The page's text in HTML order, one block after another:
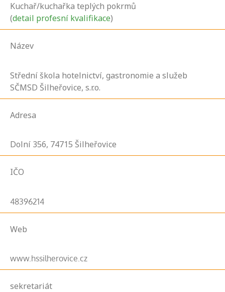
Kuchař/kuchařka teplých pokrmů
(detail profesní kvalifikace)
Název
Střední škola hotelnictví, gastronomie a služeb
SČMSD Šilheřovice, s.r.o.
Adresa
Dolní 356, 74715 Šilheřovice
IČO
48396214
Web
www.hssilherovice.cz
sekretariát